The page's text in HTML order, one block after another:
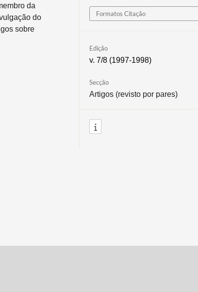
da
do
sobre
Formatos Citação
Edição
v. 7/8 (1997-1998)
Secção
Artigos (revisto por pares)